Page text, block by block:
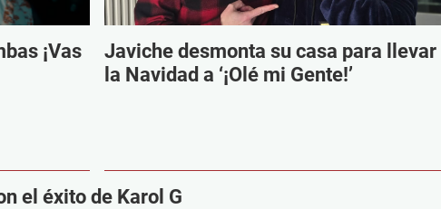
¡Vas
Javiche desmonta su casa para llevar
la Navidad a ‘¡Olé mi Gente!’
el éxito de Karol G